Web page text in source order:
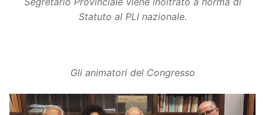
Statuto al PLI nazionale.
Gli animatori del Congresso